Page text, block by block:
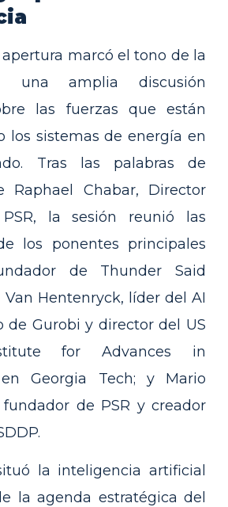
marcó el tono de la
una amplia discusión
las fuerzas que están
los sistemas de energía en
Tras las palabras de
Raphael Chabar, Director
la sesión reunió las
los ponentes principales
de Thunder Said
Van Hentenryck, líder del AI
de Gurobi y director del US
for Advances in
Georgia Tech; y Mario
fundador de PSR y creador
la inteligencia artificial
la agenda estratégica del